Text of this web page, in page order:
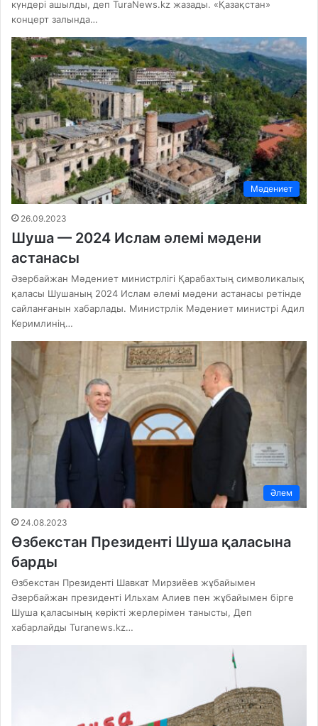
күндері ашылды, деп TuraNews.kz жазады. «Қазақстан»
концерт залында…
Мәдениет
26.09.2023
Шуша — 2024 Ислам әлемі мәдени
астанасы
Әзербайжан Мәдениет министрлігі Қарабахтың символикалық
қаласы Шушаның 2024 Ислам әлемі мәдени астанасы ретінде
сайланғанын хабарлады. Министрлік Мәдениет министрі Адил
Керимлинің…
Әлем
24.08.2023
Өзбекстан Президенті Шуша қаласына
барды
Өзбекстан Президенті Шавкат Мирзиёев жұбайымен
Әзербайжан президенті Ильхам Алиев пен жұбайымен бірге
Шуша қаласының көрікті жерлерімен танысты, Деп
хабарлайды Turanews.kz…